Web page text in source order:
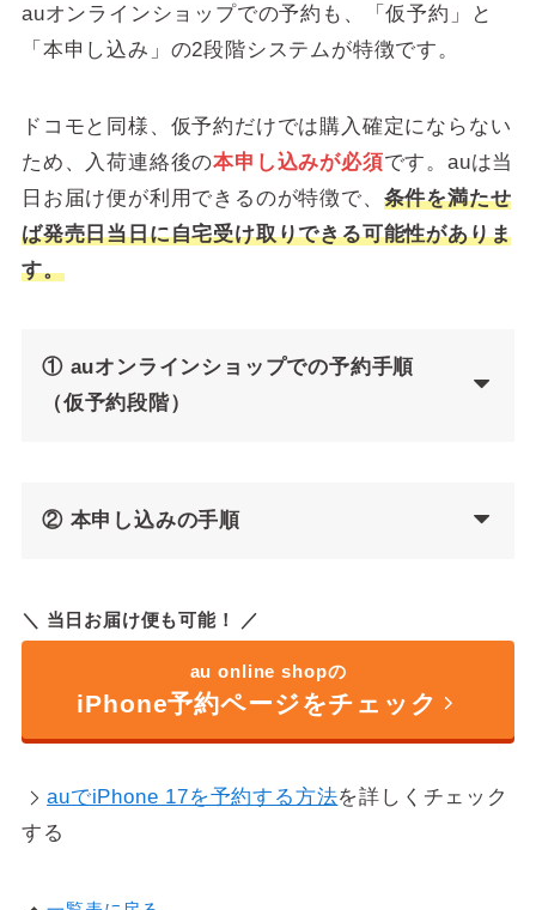
auオンラインショップでの予約も、「仮予約」と
「本申し込み」の2段階システムが特徴です。
ドコモと同様、仮予約だけでは購入確定にならない
ため、入荷連絡後の本申し込みが必須です。auは当
日お届け便が利用できるのが特徴で、 条件を満たせ
ば発売日当日に自宅受け取りできる可能性がありま
す。
① auオンラインショップでの予約手順
（仮予約段階）
② 本申し込みの手順
＼ 当日お届け便も可能！ ／
au online shopの
iPhone予約ページをチェック
auでiPhone 17を予約する方法を詳しくチェック
する